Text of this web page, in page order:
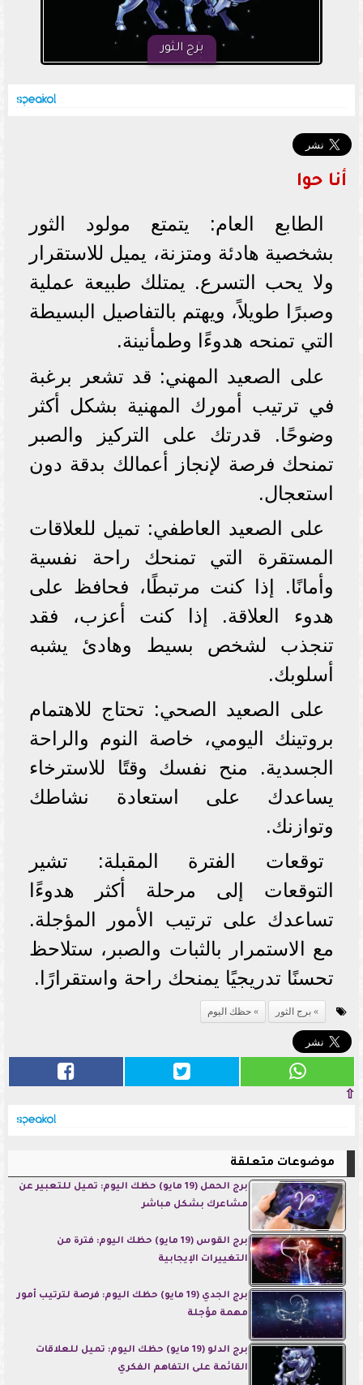
برج الثور
أنا حوا
الطابع العام: يتمتع مولود الثور
بشخصية هادئة ومتزنة، يميل للاستقرار
ولا يحب التسرع. يمتلك طبيعة عملية
وصبرًا طويلاً، ويهتم بالتفاصيل البسيطة
التي تمنحه هدوءًا وطمأنينة.
على الصعيد المهني: قد تشعر برغبة
في ترتيب أمورك المهنية بشكل أكثر
وضوحًا. قدرتك على التركيز والصبر
تمنحك فرصة لإنجاز أعمالك بدقة دون
استعجال.
على الصعيد العاطفي: تميل للعلاقات
المستقرة التي تمنحك راحة نفسية
وأمانًا. إذا كنت مرتبطًا، فحافظ على
هدوء العلاقة. إذا كنت أعزب، فقد
تنجذب لشخص بسيط وهادئ يشبه
أسلوبك.
على الصعيد الصحي: تحتاج للاهتمام
بروتينك اليومي، خاصة النوم والراحة
الجسدية. منح نفسك وقتًا للاسترخاء
يساعدك على استعادة نشاطك
وتوازنك.
توقعات الفترة المقبلة: تشير
التوقعات إلى مرحلة أكثر هدوءًا
تساعدك على ترتيب الأمور المؤجلة.
مع الاستمرار بالثبات والصبر، ستلاحظ
تحسنًا تدريجيًا يمنحك راحة واستقرارًا.
برج الثور حظك اليوم
⇧
موضوعات متعلقة
برج الحمل (19 مايو) حظك اليوم: تميل للتعبير عن
مشاعرك بشكل مباشر
برج القوس (19 مايو) حظك اليوم: فترة من
التغييرات الإيجابية
برج الجدي (19 مايو) حظك اليوم: فرصة لترتيب أمور
مهمة مؤجلة
برج الدلو (19 مايو) حظك اليوم: تميل للعلاقات
القائمة على التفاهم الفكري